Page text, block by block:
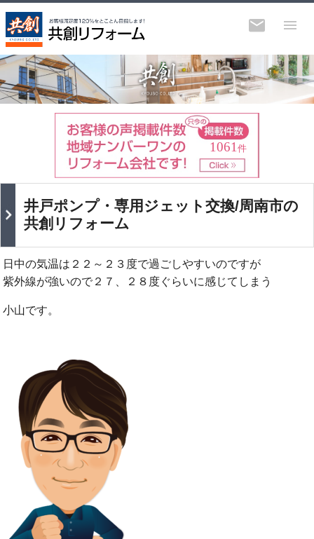
1061 件
井戸ポンプ・専用ジェット交換/周南市の
共創リフォーム
日中の気温は２２～２３度で過ごしやすいのですが
紫外線が強いので２７、２８度ぐらいに感じてしまう
小山です。